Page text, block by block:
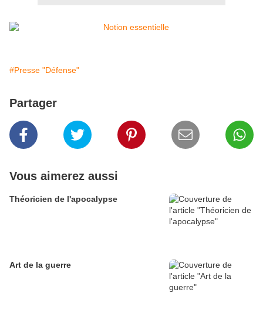
#Presse "Défense"
Partager
Vous aimerez aussi
Théoricien de l'apocalypse
Art de la guerre